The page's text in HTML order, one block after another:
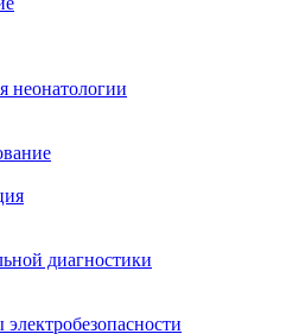
неонатологии
диагностики